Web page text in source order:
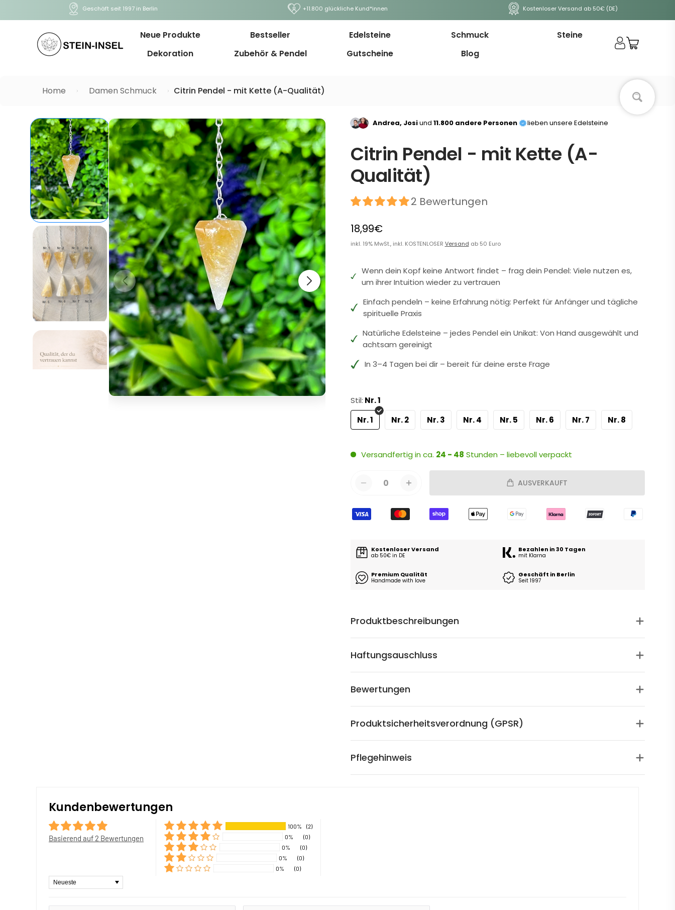
Geschäft seit 1997 in Berlin +11.800 glückliche Kund*innen Kostenloser Versand ab 50€ (DE)
Neue Produkte Bestseller Edelsteine Schmuck
Steine
Dekoration
Zubehör & Pendel Gutscheine Blog
Home Damen Schmuck Citrin Pendel - mit Kette (A-Qualität)
Andrea, Josiund 11.800 andere Personen lieben unsere Edelsteine
Citrin Pendel - mit Kette (A-
Qualität)
2 Bewertungen
18,99€
inkl. 19% MwSt., inkl. KOSTENLOSER Versand ab 50 Euro
Wenn dein Kopf keine Antwort findet – frag dein Pendel: Viele nutzen es,
um ihrer Intuition wieder zu vertrauen
Einfach pendeln – keine Erfahrung nötig: Perfekt für Anfänger und tägliche
spirituelle Praxis
Natürliche Edelsteine – jedes Pendel ein Unikat: Von Hand ausgewählt und
achtsam gereinigt
In 3–4 Tagen bei dir – bereit für deine erste Frage
Stil: Nr. 1
Nr. 1
Nr. 2 Nr. 3 Nr. 4 Nr. 5 Nr. 6 Nr. 7 Nr. 8
Versandfertig in ca. 24 - 48 Stunden – liebevoll verpackt
0 AUSVERKAUFT
Kostenloser Versand
ab 50€ in DE
Bezahlen in 30 Tagen
mit Klarna
Premium Qualität
Handmade with love
Geschäft in Berlin
Seit 1997
Produktbeschreibungen
Haftungsauschluss
Bewertungen
Produktsicherheitsverordnung (GPSR)
Pflegehinweis
Kundenbewertungen
Basierend auf 2 Bewertungen
100%
(2)
0%
(0)
0%
(0)
0%
(0)
0%
(0)
Sort by